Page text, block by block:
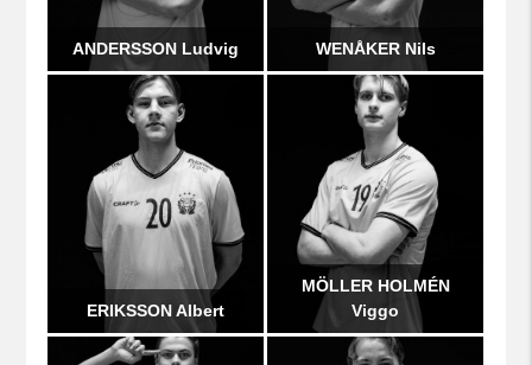
WENÅKER Nils
ANDERSSON Ludvig
ERIKSSON Albert
MÖLLER HOLMÉN
Viggo